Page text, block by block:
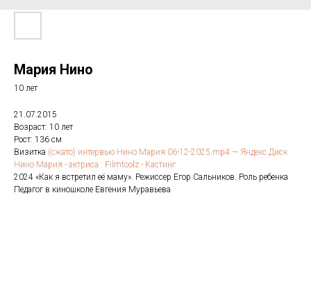
Мария Нино
10 лет
21.07.2015
Возраст: 10 лет
Рост: 136 см
Визитка (сжато) интервью Нино Мария 06-12-2025.mp4 — Яндекс Диск
Нино Мария - актриса : Filmtoolz - Кастинг
2024 «Как я встретил её маму». Режиссер Егор Сальников. Роль ребенка
Педагог в киношколе Евгения Муравьева